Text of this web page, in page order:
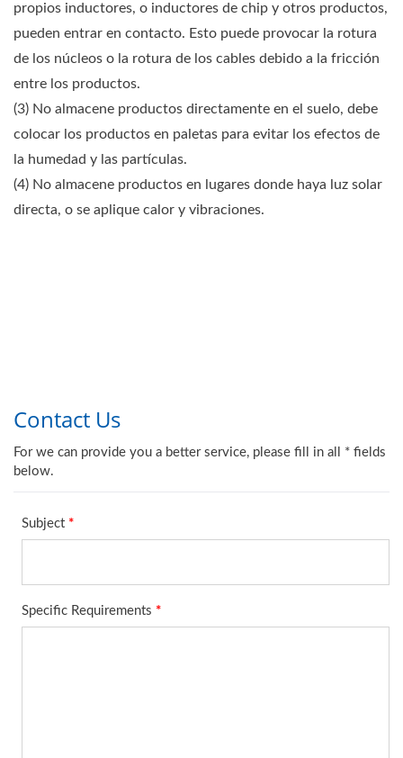
propios inductores, o inductores de chip y otros productos,
pueden entrar en contacto. Esto puede provocar la rotura
de los núcleos o la rotura de los cables debido a la fricción
entre los productos.
(3) No almacene productos directamente en el suelo, debe
colocar los productos en paletas para evitar los efectos de
la humedad y las partículas.
(4) No almacene productos en lugares donde haya luz solar
directa, o se aplique calor y vibraciones.